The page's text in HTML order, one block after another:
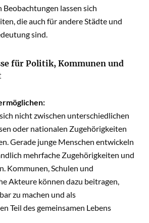
Beobachtungen lassen sich
die auch für andere Städte und
sind.
für Politik, Kommunen und
nicht zwischen unterschiedlichen
oder nationalen Zugehörigkeiten
Gerade junge Menschen entwickeln
mehrfache Zugehörigkeiten und
Kommunen, Schulen und
Akteure können dazu beitragen,
zu machen und als
Teil des gemeinsamen Lebens